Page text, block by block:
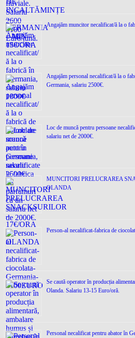
Angajăm muncitor necalificat/ă la o
Angajăm personal necalificat/ă la o
Germania, salariu 2500€.
Loc de muncǎ pentru persoane
salariu net de 2000€.
MUNCITORI PRELUCRAREA
OLANDA
Person-al necalificat-fabrica de
Se caută operator în producția
Olanda. Salariu 13-15 Euro/oră.
Personal necalificat pentru abator în